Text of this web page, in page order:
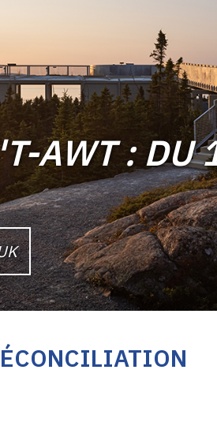
AWT : DU